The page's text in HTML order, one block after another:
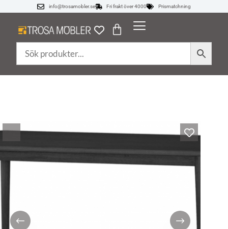
info@trosamobler.se Fri frakt över 4000 Prismatchning